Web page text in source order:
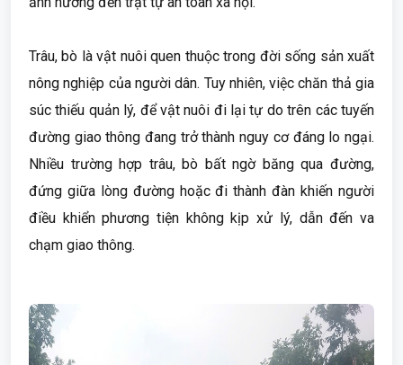
Trâu, bò là vật nuôi quen thuộc trong đời sống sản xuất
nông nghiệp của người dân. Tuy nhiên, việc chăn thả gia
súc thiếu quản lý, để vật nuôi đi lại tự do trên các tuyến
đường giao thông đang trở thành nguy cơ đáng lo ngại.
Nhiều trường hợp trâu, bò bất ngờ băng qua đường,
đứng giữa lòng đường hoặc đi thành đàn khiến người
điều khiển phương tiện không kịp xử lý, dẫn đến va
chạm giao thông.